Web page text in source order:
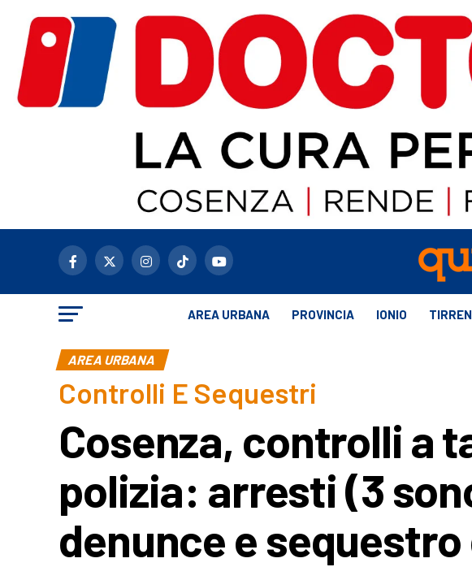
AREA URBANA PROVINCIA IONIO
AREA URBANA
Controlli E Sequestri
Cosenza, controlli a
polizia: arresti (3
denunce e